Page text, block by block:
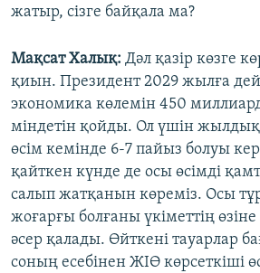
жатыр, сізге байқала ма?
Мақсат Халық: Дәл қазір көзге
қиын. Президент 2029 жылға
экономика көлемін 450
міндетін қойды. Ол үшін
өсім кемінде 6-7 пайыз болуы
қайткен күнде де осы өсімді
салып жатқанын көреміз. Осы
жоғарғы болғаны үкіметтің
әсер қалады. Өйткені тауарлар
соның есебінен ЖІӨ көрсеткіші